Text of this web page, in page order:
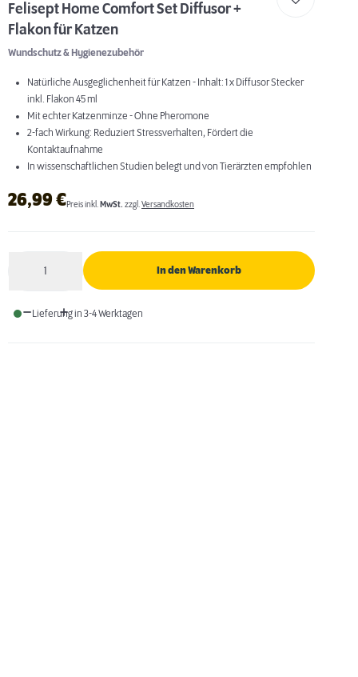
Felisept Home Comfort Set Diffusor +
Flakon für Katzen
Wundschutz & Hygienezubehör
Natürliche Ausgeglichenheit für Katzen - Inhalt: 1 x Diffusor Stecker
inkl. Flakon 45 ml
Mit echter Katzenminze - Ohne Pheromone
2-fach Wirkung: Reduziert Stressverhalten, Fördert die
Kontaktaufnahme
In wissenschaftlichen Studien belegt und von Tierärzten empfohlen
26,99€Preis inkl. MwSt. zzgl.Versandkosten
1 In den Warenkorb
Lieferung in 3-4 Werktagen